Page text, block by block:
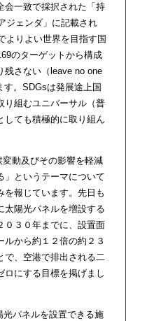
会一致で採択された「持
ジェンダ」に記載され
よりよい世界を目指す国
のターゲットから構成
残さない（leave no one
す。SDGsは発展途上国
り組むユニバーサル（普
しても積極的に取り組ん
動及びその影響を軽減
」というテーマについて
を報じています。先日も
太陽光パネルを増設する
０３０年までに、設置面
から約１２倍の約２３
で、空港で排出される二
ロにする目標を掲げまし
光パネルを設置できる施